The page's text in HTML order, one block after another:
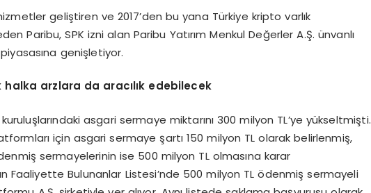
geliştiren ve 2017’den bu yana Türkiye kripto varlık
Paribu, SPK izni alan Paribu Yatırım Menkul Değerler A.Ş. ünvanlı
genişletiyor.
arzlara da aracılık edebilecek
asgari sermaye miktarını 300 milyon TL’ye yükseltmişti.
için asgari sermaye şartı 150 milyon TL olarak belirlenmiş,
sermayelerinin ise 500 milyon TL olmasına karar
Faaliyette Bulunanlar Listesi’nde 500 milyon TL ödenmiş sermayeli